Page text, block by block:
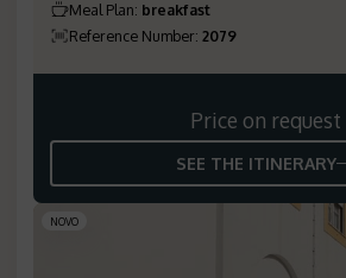
Meal Plan: breakfast
Reference Number: 2079
Price on request
SEE THE ITINERARY
NOVO